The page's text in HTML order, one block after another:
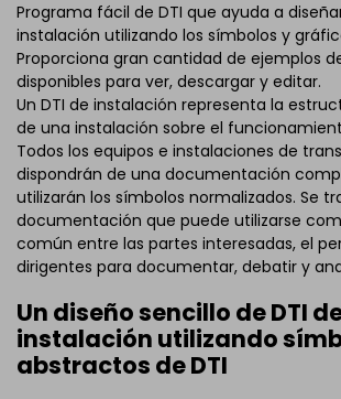
Programa fácil de DTI que ayuda a
instalación utilizando los símbolos y
Proporciona gran cantidad de ejemplos
disponibles para ver, descargar y editar.
Un DTI de instalación representa la
de una instalación sobre el
Todos los equipos e instalaciones de
dispondrán de una documentación
utilizarán los símbolos normalizados. Se
documentación que puede utilizarse
común entre las partes interesadas, el
dirigentes para documentar, debatir y
Un diseño sencillo de DTI
instalación utilizando
abstractos de DTI